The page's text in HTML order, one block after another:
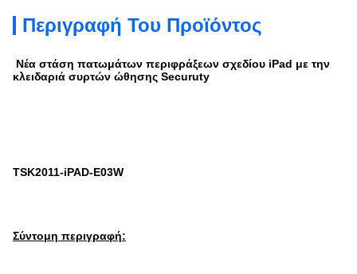
Περιγραφή Του Προϊόντος
Νέα στάση πατωμάτων περιφράξεων σχεδίου iPad με την
κλειδαριά συρτών ώθησης Securuty
TSK2011-iPAD-E03W
Σύντομη περιγραφή: